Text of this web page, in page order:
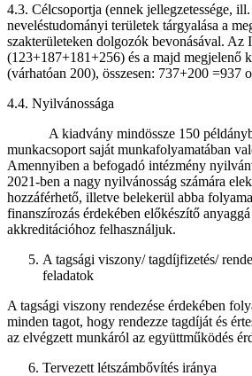
4.3. Célcsoportja (ennek jellegzetessége,
neveléstudományi területek tárgyalása a
szakterületeken dolgozók bevonásával. Az
(123+187+181+256) és a majd megjelenő
(várhatóan 200), összesen: 737+200 =937
4.4. Nyilvánossága
A kiadvány mindössze 150
munkacsoport saját munkafolyamatában
Amennyiben a befogadó intézmény
2021-ben a nagy nyilvánosság számára
hozzáférhető, illetve belekerül abba
finanszírozás érdekében előkészítő
akkreditációhoz felhasználjuk.
A tagsági viszony/ tagdíjfizetés/
feladatok
A tagsági viszony rendezése érdekében
minden tagot, hogy rendezze tagdíját és
az elvégzett munkáról az együttműködés
Tervezett létszámbővítés iránya